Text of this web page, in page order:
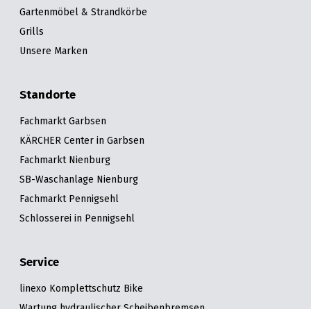
Gartenmöbel & Strandkörbe
Grills
Unsere Marken
Standorte
Fachmarkt Garbsen
KÄRCHER Center in Garbsen
Fachmarkt Nienburg
SB-Waschanlage Nienburg
Fachmarkt Pennigsehl
Schlosserei in Pennigsehl
Service
linexo Komplettschutz Bike